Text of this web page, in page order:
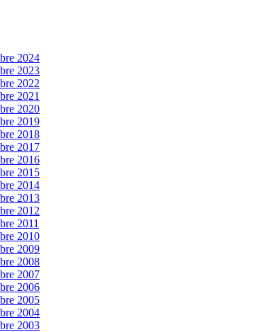
2024
2023
2022
2021
2020
2019
2018
2017
2016
2015
2014
2013
2012
2011
2010
2009
2008
2007
2006
2005
2004
2003